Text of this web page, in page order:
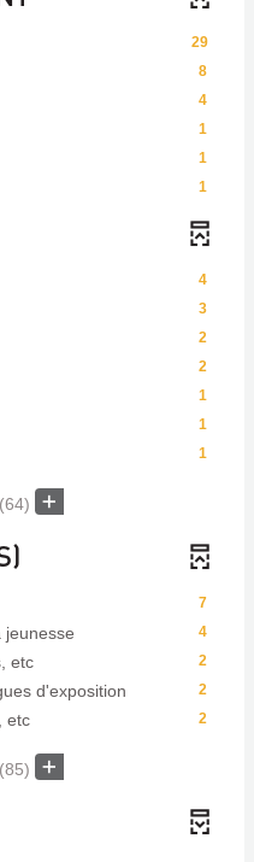
29
8
4
1
1
1
4
3
2
2
1
1
1
(64)
7
4
jeunesse
2
etc
2
d'exposition
2
etc
(85)